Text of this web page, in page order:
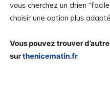
vous cherchez un chien
choisir une option plus
Vous pouvez trouver
surthenicematin.fr